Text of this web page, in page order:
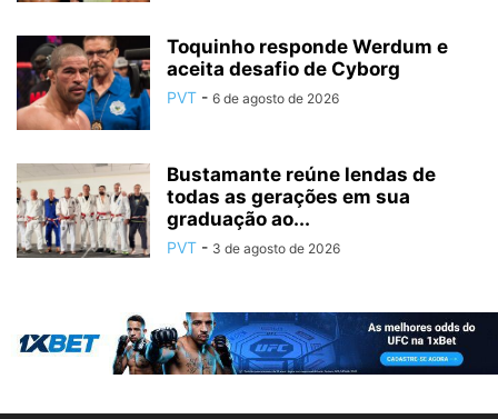
Toquinho responde Werdum e
aceita desafio de Cyborg
PVT - 6 de agosto de 2026
Bustamante reúne lendas de
todas as gerações em sua
graduação ao...
PVT - 3 de agosto de 2026